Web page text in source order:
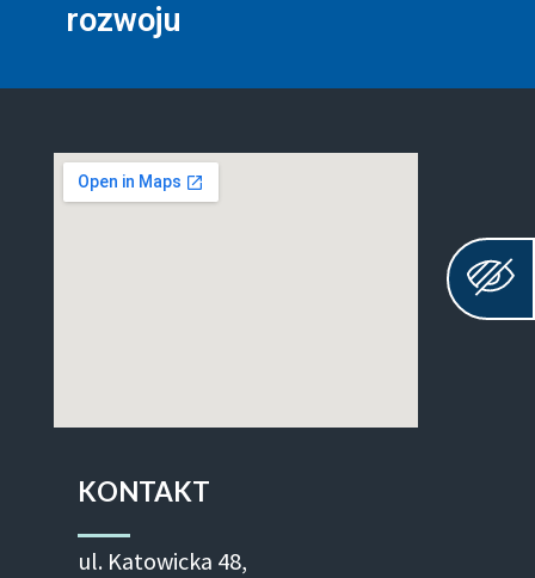
rozwoju
KONTAKT
ul. Ka­to­wic­ka 48,